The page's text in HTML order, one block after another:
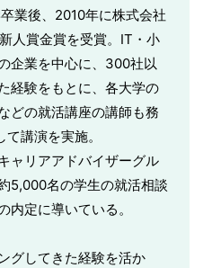
業後、2010年に株式会社
人賞金賞を受賞。IT・小
企業を中心に、300社以
経験をもとに、各大学の
どの就活講座の講師も務
講演を実施。
ャリアアドバイザーグル
5,000名の学生の就活相談
内定に導いている。
グしてきた経験を活か